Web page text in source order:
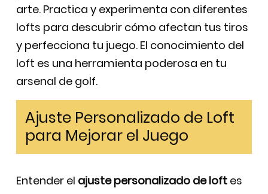
arte. Practica y experimenta con diferentes
lofts para descubrir cómo afectan tus tiros
y perfecciona tu juego. El conocimiento del
loft es una herramienta poderosa en tu
arsenal de golf.
Ajuste Personalizado de Loft
para Mejorar el Juego
Entender el ajuste personalizado de loft es